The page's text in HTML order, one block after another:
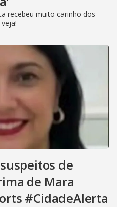
recebeu muito carinho dos
de
de Mara
#CidadeAlerta